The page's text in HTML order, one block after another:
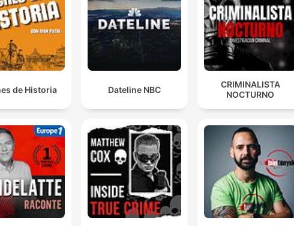
de Historia Dateline NBC
CRIMINALISTA
NOCTURNO